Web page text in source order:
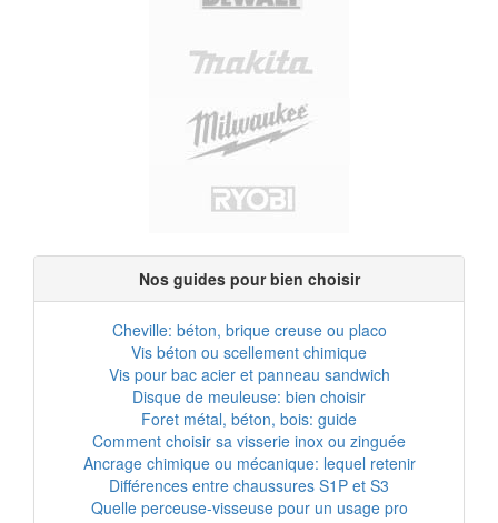
Nos guides pour bien choisir
Cheville: béton, brique creuse ou placo
Vis béton ou scellement chimique
Vis pour bac acier et panneau sandwich
Disque de meuleuse: bien choisir
Foret métal, béton, bois: guide
Comment choisir sa visserie inox ou zinguée
Ancrage chimique ou mécanique: lequel retenir
Différences entre chaussures S1P et S3
Quelle perceuse-visseuse pour un usage pro